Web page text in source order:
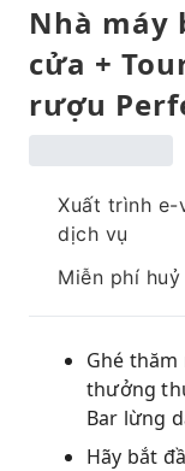
Nhà máy
cửa +
rượu
Xuất trình
dịch vụ
Miễn phí
Ghé thăm
thưởng
Bar lừng
Hãy bắt